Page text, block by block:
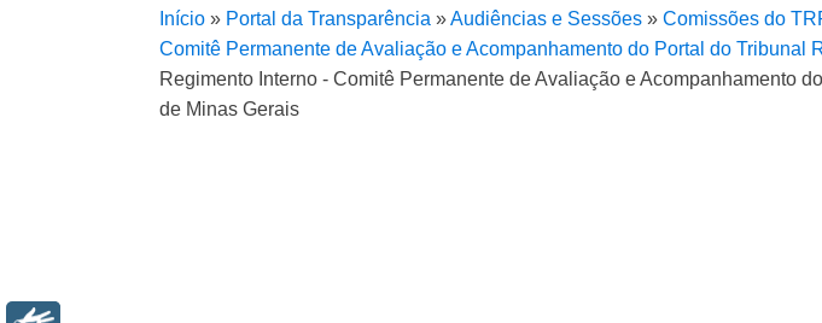
Início » Portal da Transparência »Audiências e Sessões » Comissões do
Comitê Permanente de Avaliação e Acompanhamento do Portal do
Regimento Interno - Comitê Permanente de Avaliação e Acompanhamento
de Minas Gerais